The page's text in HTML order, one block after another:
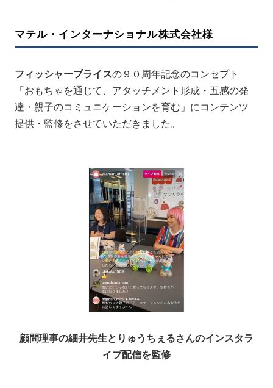
マテル・インターナショナル株式会社様
フィッシャープライスの９０周年記念のコンセプト
「おもちゃを通じて、アタッチメント形成・五感の発
達・親子のコミュニケーションを育む」にコンテンツ
提供・監修をさせていただきました。
顧問理事の細井先生とりゅうちぇるさんのインスタラ
イブ配信を監修